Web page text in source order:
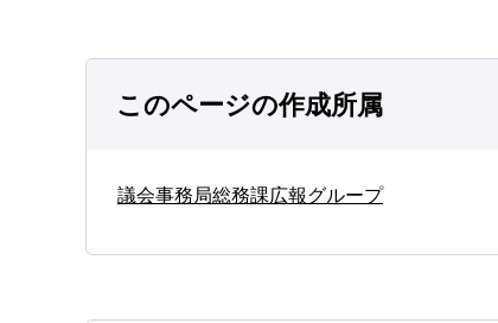
このページの作成所属
議会事務局総務課広報グループ